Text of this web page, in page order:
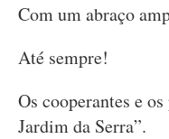
Com um abraço
Até sempre!
Os cooperantes e
Jardim da Serra”.